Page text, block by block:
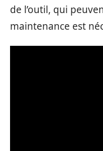
de l’outil, qui
maintenance est